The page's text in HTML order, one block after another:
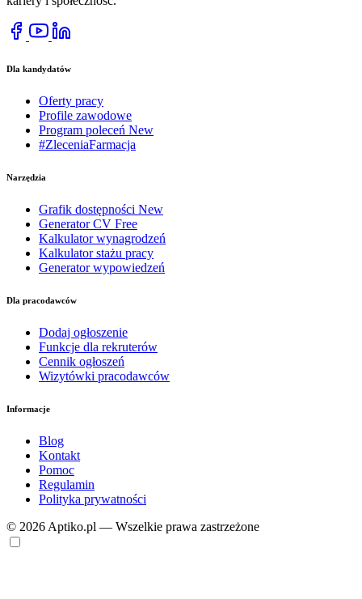
Dla kandydatów
Oferty pracy
Profile zawodowe
Program poleceń New
#ZleceniaFarmacja
Narzędzia
Grafik dostępności New
Generator CV Free
Kalkulator wynagrodzeń
Kalkulator stażu pracy
Generator wypowiedzeń
Dla pracodawców
Dodaj ogłoszenie
Funkcje dla rekruterów
Cennik ogłoszeń
Wizytówki pracodawców
Informacje
Blog
Kontakt
Pomoc
Regulamin
Polityka prywatności
© 2026 Aptiko.pl — Wszelkie prawa zastrzeżone